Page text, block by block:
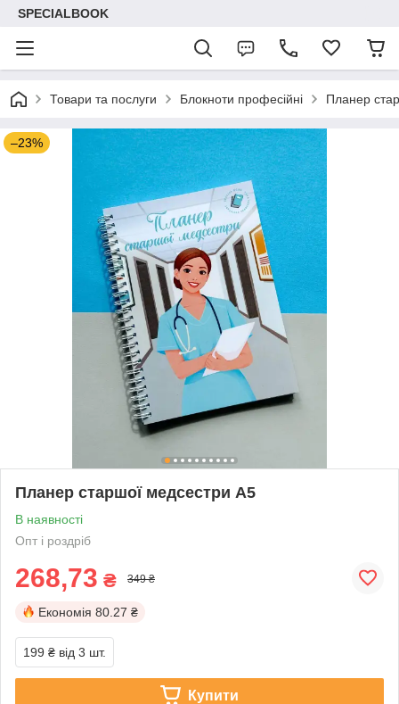
SPECIALBOOK
Товари та послуги Блокноти професійні Планер
–23%
Планер старшої медсестри А5
В наявності
Опт і роздріб
268,73 ₴ 349 ₴
Економія 80.27 ₴
199 ₴ від 3 шт.
Купити